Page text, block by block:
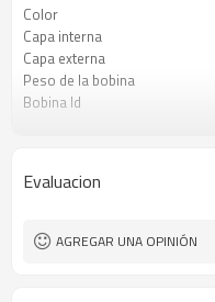
Color
Capa interna
Capa externa
Peso de la bobina
Bobina Id
Evaluacion
AGREGAR UNA OPINIÓN